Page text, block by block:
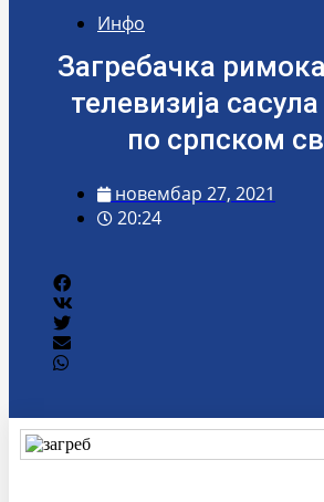
Инфо
Загребачка
телевизија
по српском
новембар 27, 2021
20:24